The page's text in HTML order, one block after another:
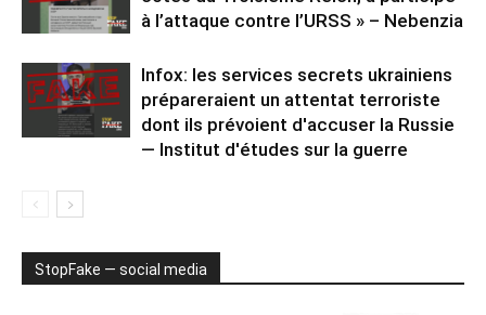
à l’attaque contre l’URSS » – Nebenzia
Infox: les services secrets ukrainiens
prépareraient un attentat terroriste
dont ils prévoient d'accuser la Russie
— Institut d'études sur la guerre
StopFake — social media